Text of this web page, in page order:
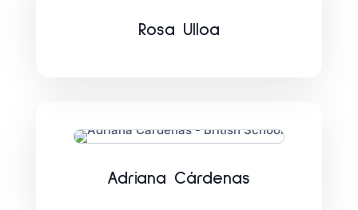
Rosa Ulloa
Adriana Cárdenas